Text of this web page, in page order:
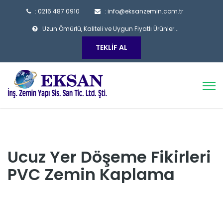
: 0216 487 0910 : info@eksanzemin.com.tr
Uzun Ömürlü, Kaliteli ve Uygun Fiyatlı Ürünler...
TEKLIF AL
Ucuz Yer Döşeme Fikirleri
PVC Zemin Kaplama